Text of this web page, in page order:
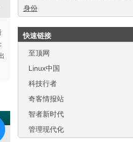
身份
快速链接
至顶网
Linux中国
科技行者
奇客情报站
智者新时代
管理现代化